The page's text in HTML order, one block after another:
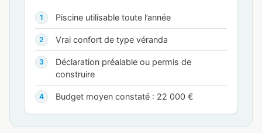
Piscine utilisable toute l’année
Vrai confort de type véranda
Déclaration préalable ou permis de
construire
Budget moyen constaté : 22 000 €